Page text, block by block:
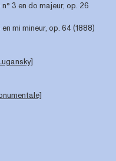
3 en do majeur, op. 26
mi mineur, op. 64 (1888)